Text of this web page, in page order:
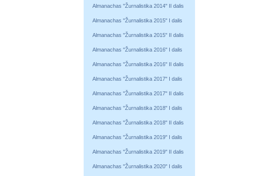
Almanachas "Žurnalistika 2014" II dalis
Almanachas "Žurnalistika 2015" I dalis
Almanachas "Žurnalistika 2015" II dalis
Almanachas "Žurnalistika 2016" I dalis
Almanachas "Žurnalistika 2016" II dalis
Almanachas "Žurnalistika 2017" I dalis
Almanachas "Žurnalistika 2017" II dalis
Almanachas "Žurnalistika 2018" I dalis
Almanachas "Žurnalistika 2018" II dalis
Almanachas "Žurnalistika 2019" I dalis
Almanachas "Žurnalistika 2019" II dalis
Almanachas "Žurnalistika 2020" I dalis